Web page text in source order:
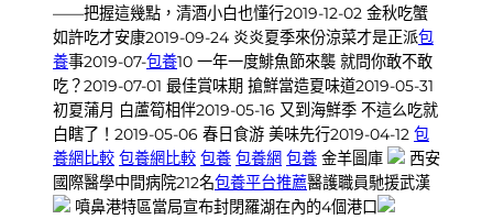
——把握這幾點，清酒小白也懂行2019-12-02 金秋吃蟹
如許吃才安康2019-09-24 炎炎夏季來份涼菜才是正派包
養事2019-07-包養10 一年一度鯡魚節來襲 就問你敢不敢
吃？2019-07-01 最佳賞味期 搶鮮當造夏味道2019-05-31
初夏蒲月 白蘆筍相伴2019-05-16 又到海鮮季 不這么吃就
白瞎了！2019-05-06 春日食游 美味先行2019-04-12 包
養網比較 包養網比較 包養 包養網 包養 金羊圖庫
西安
國際醫學中間病院212名包養平台推薦醫護職員馳援武漢
噴鼻港特區當局宣布封閉羅湖在內的4個港口